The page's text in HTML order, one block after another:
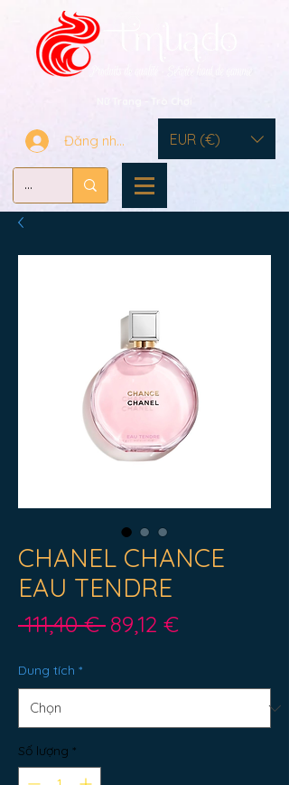
Đăng nhập EUR (€)
CHANEL CHANCE
EAU TENDRE
111,40 € Giá
89,12 €Giá
Dung tích *
Số lượng *